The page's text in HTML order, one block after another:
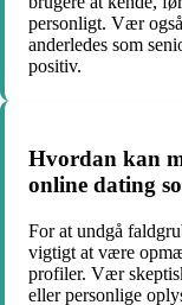
personligt. Vær
anderledes som
positiv.
Hvordan kan
online dating
For at undgå
vigtigt at være
profiler. Vær
eller personlige